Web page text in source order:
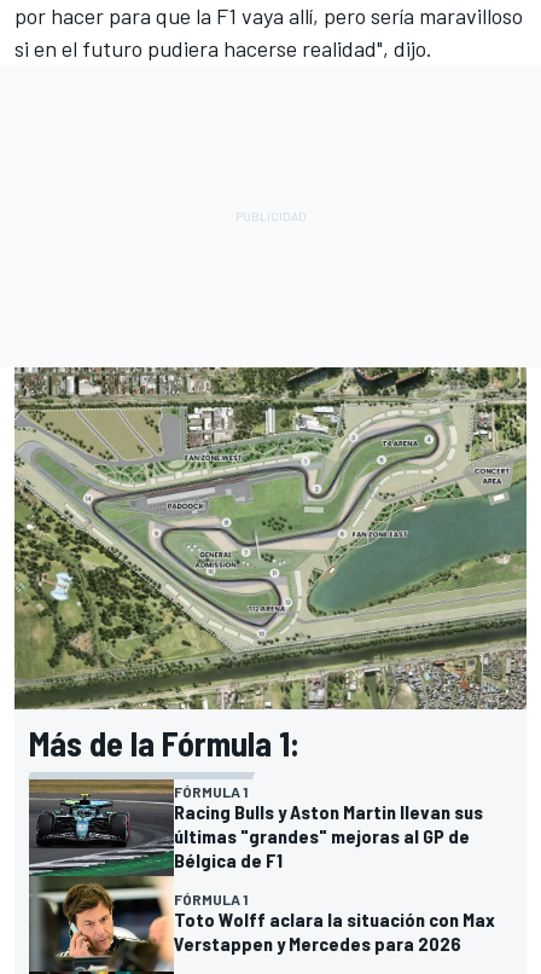
por hacer para que la F1 vaya allí, pero sería maravilloso
si en el futuro pudiera hacerse realidad", dijo.
Más de la Fórmula 1:
FÓRMULA 1
Racing Bulls y Aston Martin llevan sus
últimas "grandes" mejoras al GP de
Bélgica de F1
FÓRMULA 1
Toto Wolff aclara la situación con Max
Verstappen y Mercedes para 2026